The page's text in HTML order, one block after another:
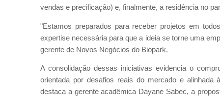
vendas e precificação) e, finalmente, a residência no
"Estamos preparados para receber projetos em
expertise necessária para que a ideia se torne uma
gerente de Novos Negócios do Biopark.
A consolidação dessas iniciativas evidencia o
orientada por desafios reais do mercado e alinhada
destaca a gerente acadêmica Dayane Sabec, a